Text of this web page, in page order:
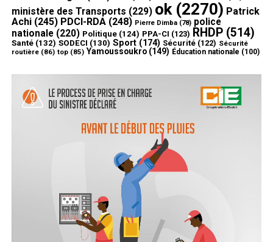
ministère des Transports (229) ok(2270) Patrick
Achi(245) PDCI-RDA(248) Pierre Dimba(78) police
nationale(220) Politique(124) PPA-CI (123) RHDP(514)
Santé(132) SODECI (130) Sport(174) Sécurité(122) Sécurité
routière(86) top(85) Yamoussoukro(149) Éducation nationale (100)